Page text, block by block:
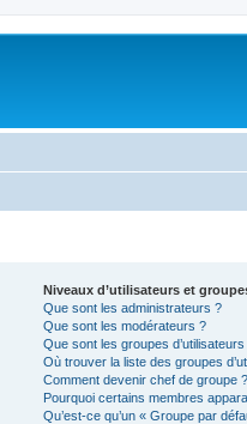
Niveaux d’utilisateurs et
Que sont les administrateurs ?
Que sont les modérateurs ?
Que sont les groupes d’utilisateurs
Où trouver la liste des groupes
Comment devenir chef de groupe ?
Pourquoi certains membres
Qu’est-ce qu’un « Groupe par